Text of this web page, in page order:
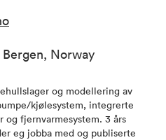
Norway
og modellering av
kjølesystem, integrerte
og fjernvarmesystem. 3 års
eg jobba med og publiserte